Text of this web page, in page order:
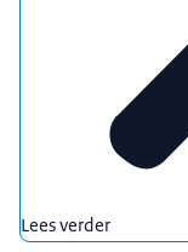
Lees verder